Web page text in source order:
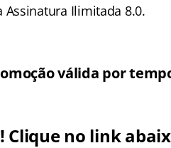
Ilimitada 8.0.
válida por
Clique no link